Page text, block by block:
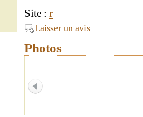
Site : r
Laisser un avis
Photos